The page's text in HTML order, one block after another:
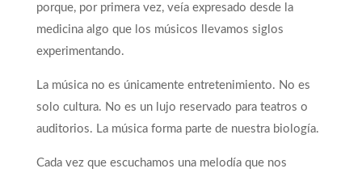
porque, por primera vez, veía expresado desde la
medicina algo que los músicos llevamos siglos
experimentando.
La música no es únicamente entretenimiento. No es
solo cultura. No es un lujo reservado para teatros o
auditorios. La música forma parte de nuestra biología.
Cada vez que escuchamos una melodía que nos